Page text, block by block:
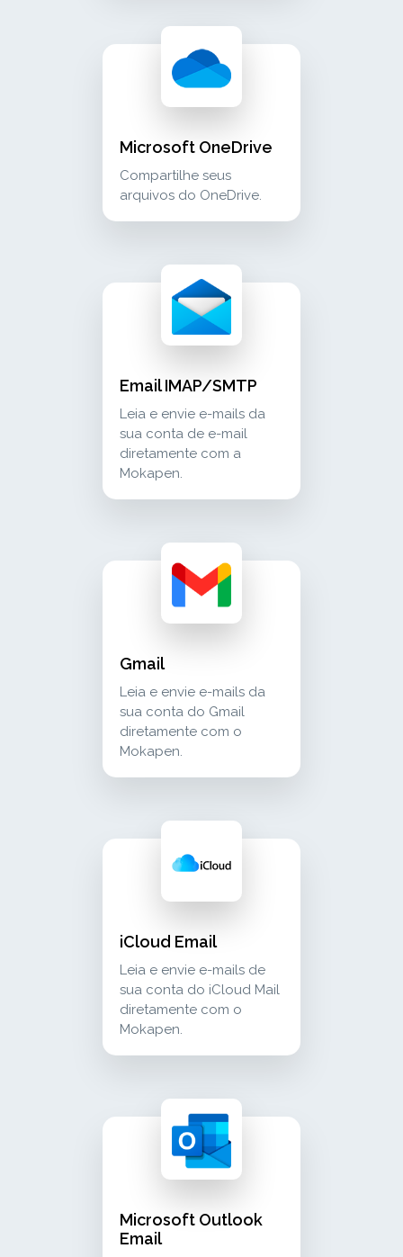
microsoft onedrive compartilhe seus
cloud_storage
Microsoft OneDrive
Compartilhe seus
arquivos do OneDrive.
email imap/smtp leia e envie e-mails da sua
communication
Email IMAP/SMTP
Leia e envie e-mails da
sua conta de e-mail
diretamente com a
Mokapen.
gmail leia e envie e-mails da sua conta do
communication
Gmail
Leia e envie e-mails da
sua conta do Gmail
diretamente com o
Mokapen.
icloud email leia e envie e-mails de sua
communication
iCloud Email
Leia e envie e-mails de
sua conta do iCloud Mail
diretamente com o
Mokapen.
microsoft outlook email receba e envie e-
communication
Microsoft Outlook
Email